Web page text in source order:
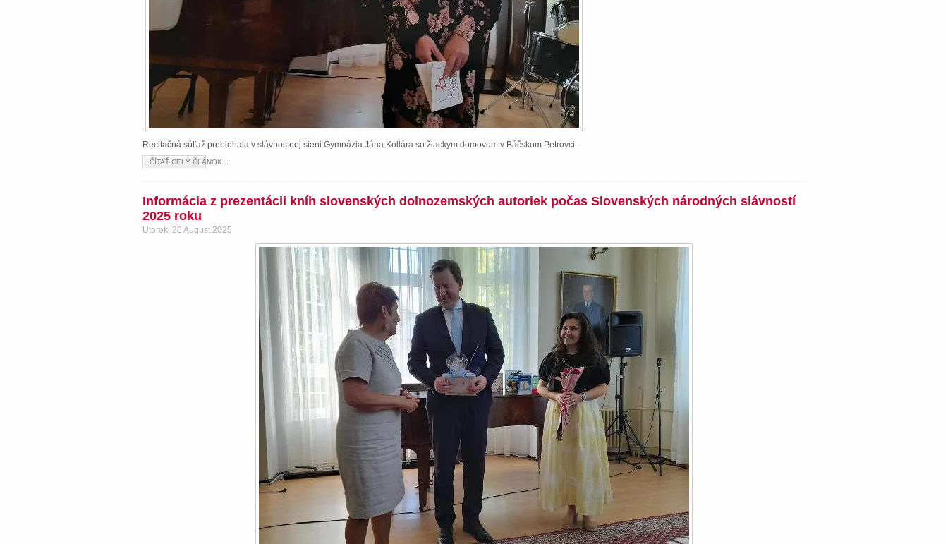
Recitačná súťaž prebiehala v slávnostnej sieni Gymnázia Jána Kollára so žiackym domovom v Báčskom Petrovci.
ČÍTAŤ CELÝ ČLÁNOK...
Informácia z prezentácii kníh slovenských dolnozemských autoriek počas Slovenských národných slávností
2025 roku
Utorok, 26 August 2025